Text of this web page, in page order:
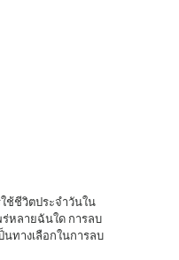
หลายฉันใด การลบ
ทางเลือกในการลบ